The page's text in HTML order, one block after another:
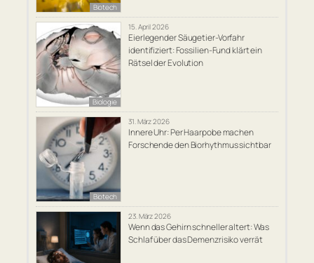
Biotech
Biologie
15. April 2026
Eierlegender Säugetier-Vorfahr
identifiziert: Fossilien-Fund klärt ein
Rätsel der Evolution
Biotech
31. März 2026
Innere Uhr: Per Haarpobe machen
Forschende den Biorhythmus sichtbar
23. März 2026
Wenn das Gehirn schneller altert: Was
Schlaf über das Demenzrisiko verrät